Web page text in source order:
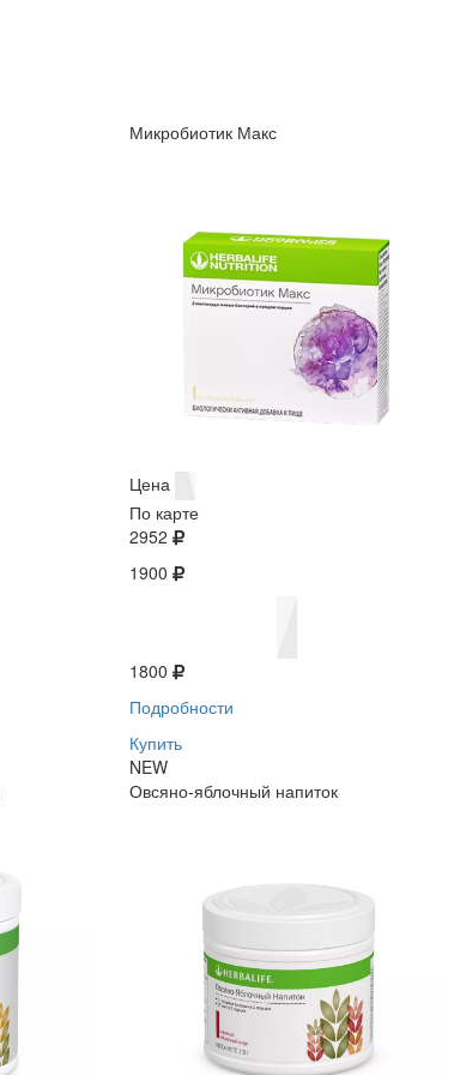
Микробиотик Макс
Цена
По карте
2952
1900
1800
Подробности
Купить
NEW
Овсяно-яблочный напиток